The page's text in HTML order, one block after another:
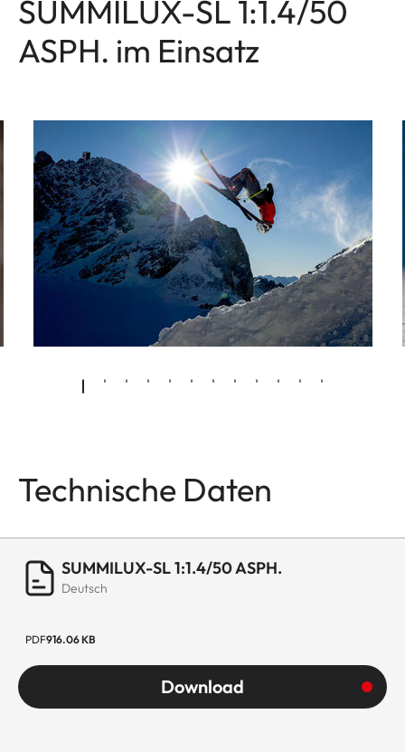
SUMMILUX-SL 1:1.4/50
ASPH. im Einsatz
Technische Daten
SUMMILUX-SL 1:1.4/50 ASPH.
Deutsch
PDF916.06 KB
Download